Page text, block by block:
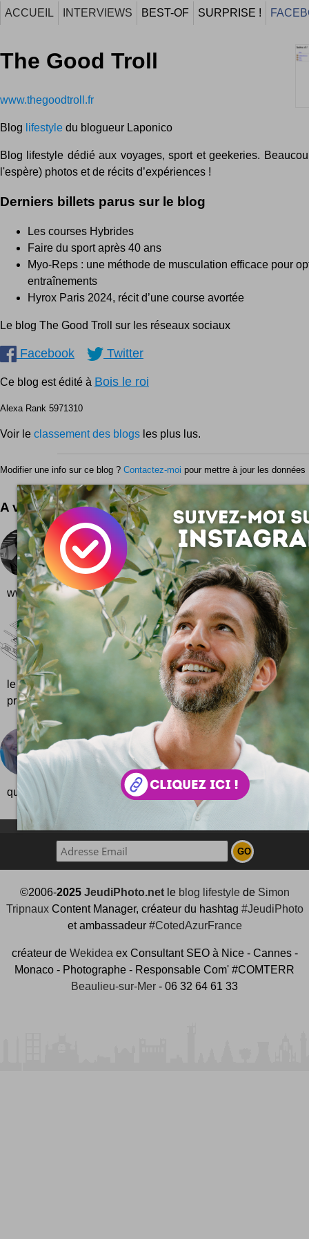
ACCUEIL INTERVIEWS BEST-OF SURPRISE !
The Good Troll
www.thegoodtroll.fr
Blog lifestyle du blogueur Laponico
Blog lifestyle dédié aux voyages, sport et geekeries.
l'espère) photos et de récits d’expériences !
Derniers billets parus sur le blog
Les courses Hybrides
Faire du sport après 40 ans
Myo-Reps : une méthode de musculation efficace pour
entraînements
Hyrox Paris 2024, récit d’une course avortée
Le blog The Good Troll sur les réseaux sociaux
Facebook Twitter
Ce blog est édité à Bois le roi
Alexa Rank 5971310
Voir le classement des blogs les plus lus.
Modifier une info sur ce blog ? Contactez-moi pour mettre à jour les données
A voir aussi ...
I don't want to be rude
Je voudrais pas être impoli, mais ... ... Nigel
lourd :) C'est en substance le sens du
www.idontwanttoberude.com...
Bonjour Tous !
J'ai rêvé de le faire ... et voilà qui est fait ! Le site
recense tous les sites de bonjour ! Je vous ai déjà
le concept de ces sites comme Bonjour Madame ou
princi...
Louer une copine sur Facebook
Et si les réseaux sociaux étaient en train de
C'est vrai ça, tous les marketeurs en herbe nous
que les prescripteurs, ceux qui font le...
©2006-2025 JeudiPhoto.netle blog lifestylede Simon
TripnauxContent Manager, créateur du hashtag #JeudiPhoto
et ambassadeur #CotedAzurFrance
créateur de Wekidea ex Consultant SEO à Nice - Cannes -
Monaco - Photographe - Responsable Com' #COMTERR
Beaulieu-sur-Mer - 06 32 64 61 33